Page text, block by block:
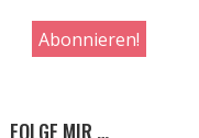
FOLGE MIR …